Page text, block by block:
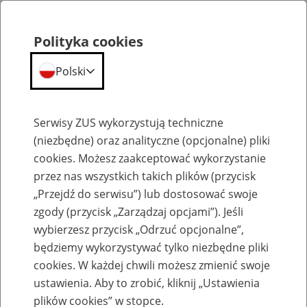
Komunikaty
Polityka cookies
Polski
Serwisy ZUS wykorzystują techniczne
(niezbędne) oraz analityczne (opcjonalne) pliki
cookies. Możesz zaakceptować wykorzystanie
przez nas wszystkich takich plików (przycisk
„Przejdź do serwisu”) lub dostosować swoje
zgody (przycisk „Zarządzaj opcjami”). Jeśli
wybierzesz przycisk „Odrzuć opcjonalne”,
będziemy wykorzystywać tylko niezbędne pliki
cookies. W każdej chwili możesz zmienić swoje
ustawienia. Aby to zrobić, kliknij „Ustawienia
plików cookies” w stopce.